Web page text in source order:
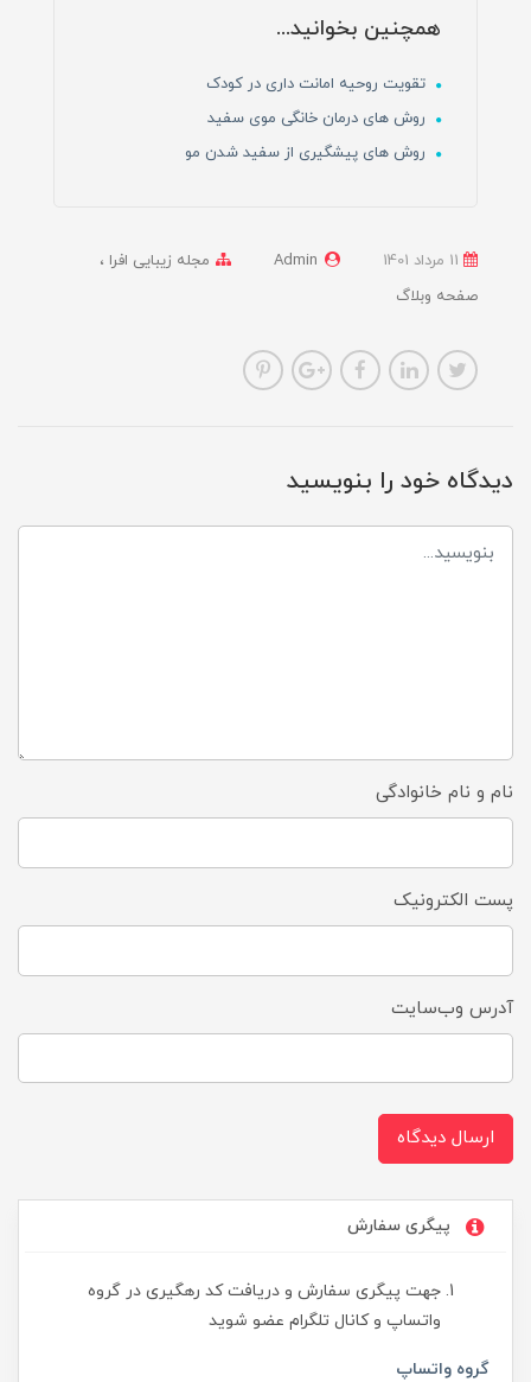
همچنین بخوانید...
تقویت روحیه امانت داری در کودک
روش های درمان خانگی موی سفید
روش های پیشگیری از سفید شدن مو
Admin
مجله زیبایی افرا
صفحه وبلاگ
دیدگاه خود را بنویسید
نام و نام خانوادگی
پست الکترونیک
آدرس وب‌سایت
ارسال دیدگاه
پیگری سفارش
جهت پیگری سفارش و دریافت کد رهگیری در گروه
واتساپ و کانال تلگرام عضو شوید
گروه واتساپ